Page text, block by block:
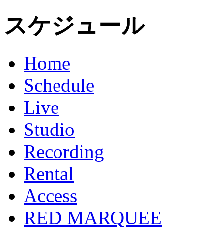
スケジュール
Home
Schedule
Live
Studio
Recording
Rental
Access
RED MARQUEE